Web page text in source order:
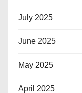
July 2025
June 2025
May 2025
April 2025